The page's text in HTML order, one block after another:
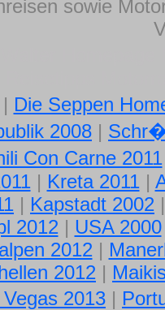
sowie
Die Seppen
2008 |
Con Carne 2011
| Kreta 2011|
| Kapstadt 2002
2012 | USA 2000
2012 |
2012 |
Vegas 2013 |